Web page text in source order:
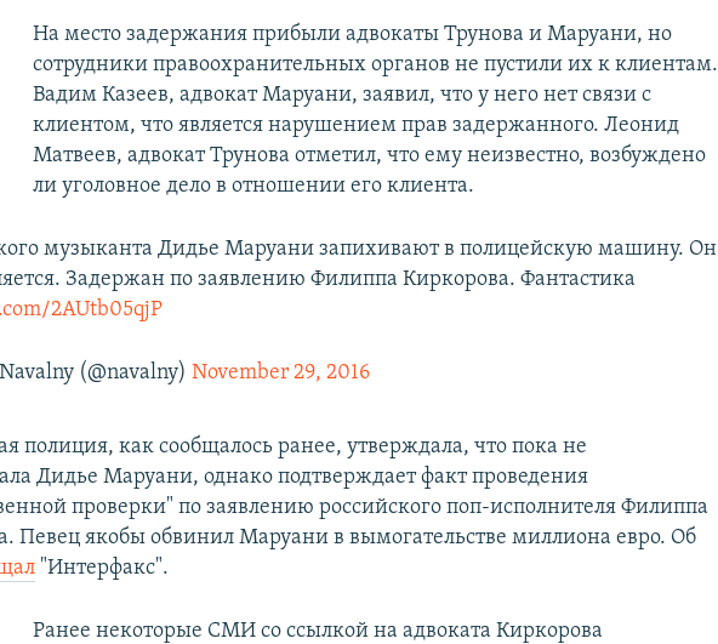
На место задержания прибыли адвокаты Трунова и Маруани, но
сотрудники правоохранительных органов не пустили их к клиентам.
Вадим Казеев, адвокат Маруани, заявил, что у него нет связи с
клиентом, что является нарушением прав задержанного. Леонид
Матвеев, адвокат Трунова отметил, что ему неизвестно, возбуждено
ли уголовное дело в отношении его клиента.
музыканта Дидье Маруани запихивают в полицейскую машину. Он
Задержан по заявлению Филиппа Киркорова. Фантастика
2AUtb05qjP
(@navalny)November 29, 2016
полиция, как сообщалось ранее, утверждала, что пока не
Дидье Маруани, однако подтверждает факт проведения
проверки" по заявлению российского поп-исполнителя Филиппа
Певец якобы обвинил Маруани в вымогательстве миллиона евро. Об
"Интерфакс".
Ранее некоторые СМИ со ссылкой на адвоката Киркорова